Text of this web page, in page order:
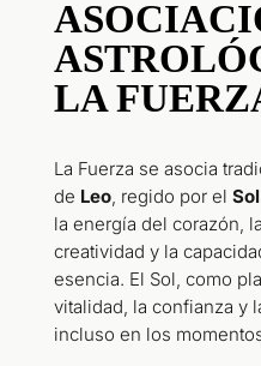
LA
La Fuerza se asocia
de Leo, regido por el Sol
la energía del corazón,
creatividad y la
esencia. El Sol, como
vitalidad, la confianza y
incluso en los